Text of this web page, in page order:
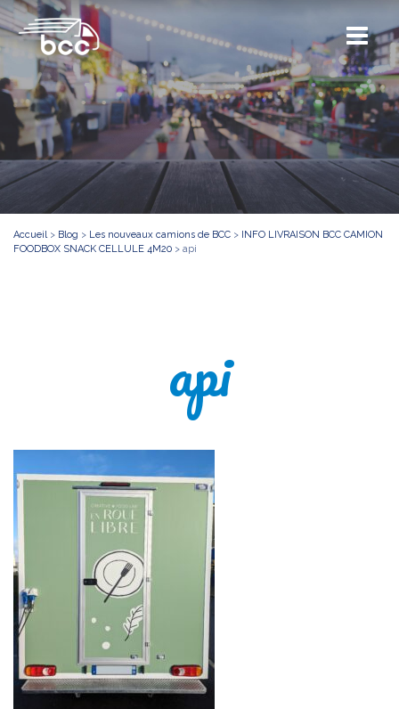
Accueil> Blog > Les nouveaux camions de BCC > INFO LIVRAISON BCC CAMION
FOODBOX SNACK CELLULE 4M20 > api
api